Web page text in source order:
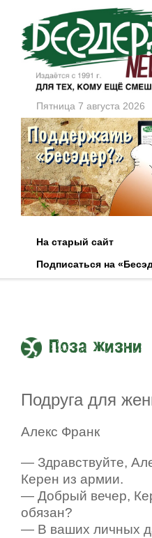
Пятница 7 августа 2026
На старый сайт
Подписаться на
Поза жизни
Подруга для
Алекс Франк
— Здравствуйте,
Керен из армии.
— Добрый вечер,
обязан?
— В ваших личных